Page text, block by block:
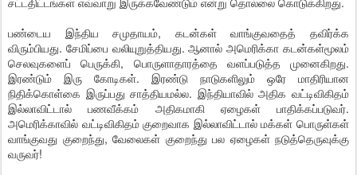
பண்டைய இந்திய சமுதாயம், கடன்கள் வாங்குவதைத் தவிர்க்க
விரும்பியது. சேமிப்பை வலியுறுத்தியது. ஆனால் அமெரிக்கா கடன்கள்மூலம்
செலவுகளைப் பெருக்கி, பொருளாதாரத்தை வளப்படுத்த முனைகிறது.
இரண்டும் இரு கோடிகள். இரண்டு நாடுகளிலும் ஒரே மாதிரியான
நிதிக்கொள்கை இருப்பது சாத்தியமல்ல. இந்தியாவில் அதிக வட்டிவிகிதம்
இல்லாவிட்டால் பணவீக்கம் அதிகமாகி ஏழைகள் பாதிக்கப்படுவர்.
அமெரிக்காவில் வட்டிவிகிதம் குறைவாக இல்லாவிட்டால் மக்கள் பொருள்கள்
வாங்குவது குறைந்து, வேலைகள் குறைந்து பல ஏழைகள் நடுத்தெருவுக்கு
வருவர்!